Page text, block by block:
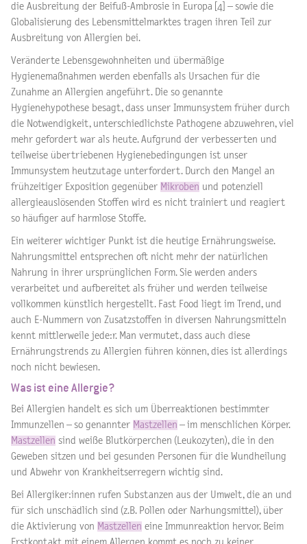
die Ausbreitung der Beifuß-Ambrosie in Europa [4] – sowie die
Globalisierung des Lebensmittelmarktes tragen ihren Teil zur
Ausbreitung von Allergien bei.
Veränderte Lebensgewohnheiten und übermäßige
Hygienemaßnahmen werden ebenfalls als Ursachen für die
Zunahme an Allergien angeführt. Die so genannte
Hygienehypothese besagt, dass unser Immunsystem früher durch
die Notwendigkeit, unterschiedlichste Pathogene abzuwehren, viel
mehr gefordert war als heute. Aufgrund der verbesserten und
teilweise übertriebenen Hygienebedingungen ist unser
Immunsystem heutzutage unterfordert. Durch den Mangel an
frühzeitiger Exposition gegenüber Mikroben und potenziell
allergieauslösenden Stoffen wird es nicht trainiert und reagiert
so häufiger auf harmlose Stoffe.
Ein weiterer wichtiger Punkt ist die heutige Ernährungsweise.
Nahrungsmittel entsprechen oft nicht mehr der natürlichen
Nahrung in ihrer ursprünglichen Form. Sie werden anders
verarbeitet und aufbereitet als früher und werden teilweise
vollkommen künstlich hergestellt. Fast Food liegt im Trend, und
auch E-Nummern von Zusatzstoffen in diversen Nahrungsmitteln
kennt mittlerweile jede:r. Man vermutet, dass auch diese
Ernährungstrends zu Allergien führen können, dies ist allerdings
noch nicht bewiesen.
Was ist eine Allergie?
Bei Allergien handelt es sich um Überreaktionen bestimmter
Immunzellen – so genannter Mastzellen – im menschlichen Körper.
Mastzellen sind weiße Blutkörperchen (Leukozyten), die in den
Geweben sitzen und bei gesunden Personen für die Wundheilung
und Abwehr von Krankheitserregern wichtig sind.
Bei Allergiker:innen rufen Substanzen aus der Umwelt, die an und
für sich unschädlich sind (z.B. Pollen oder Narhungsmittel), über
die Aktivierung von Mastzellen eine Immunreaktion hervor. Beim